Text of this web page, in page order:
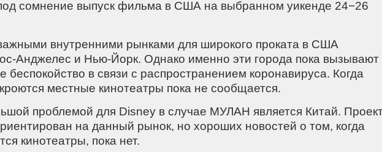
сомнение выпуск фильма в США на выбранном уикенде 24−26
внутренними рынками для широкого проката в США
Анджелес и Нью-Йорк. Однако именно эти города пока вызывают
беспокойство в связи с распространением коронавируса. Когда
местные кинотеатры пока не сообщается.
проблемой для Disney в случае МУЛАН является Китай.
на данный рынок, но хороших новостей о том, когда
кинотеатры, пока нет.